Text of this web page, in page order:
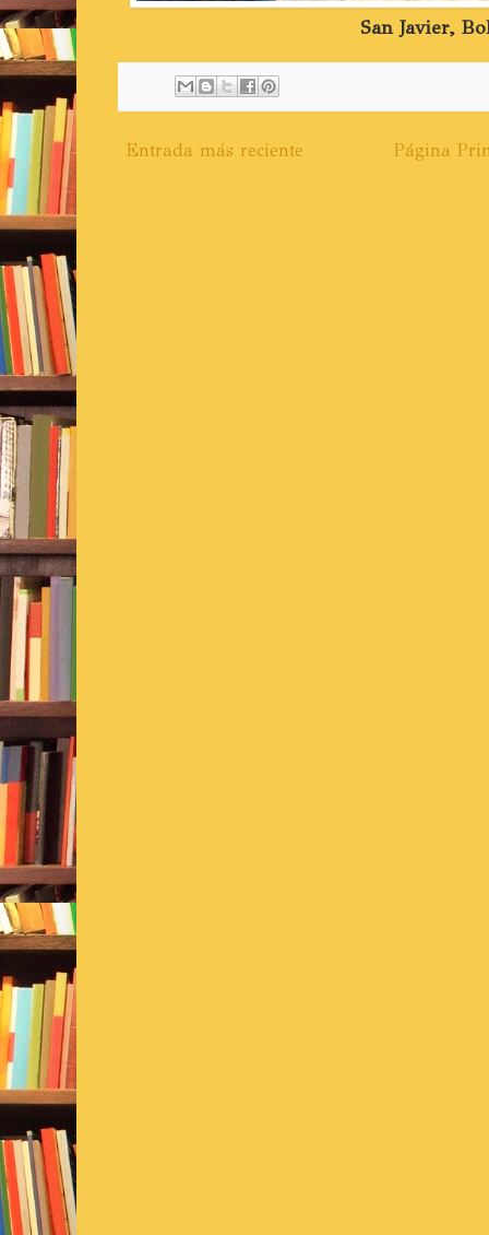
San Javier,
Entrada más reciente Página